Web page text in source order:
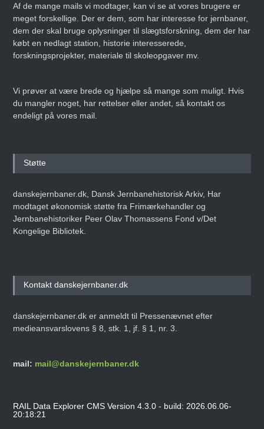
Af de mange mails vi modtager, kan vi se at vores brugere er
meget forskellige. Der er dem, som har interesse for jernbaner,
dem der skal bruge oplysninger til slægtsforskning, dem der har
købt en nedlagt station, historie interesserede,
forskningsprojekter, materiale til skoleopgaver mv.
Vi prøver at være brede og hjælpe så mange som muligt. Hvis
du mangler noget, har rettelser eller andet, så kontakt os
endeligt på vores mail.
Støtte
danskejernbaner.dk, Dansk Jernbanehistorisk Arkiv, Har
modtaget økonomisk støtte fra Frimærkehandler og
Jernbanehistoriker Peer Olav Thomassens Fond v/Det
Kongelige Bibliotek.
Kontakt danskejernbaner.dk
danskejernbaner.dk er anmeldt til Pressenævnet efter
medieansvarslovens § 8, stk. 1, jf. § 1, nr. 3.
mail: mail@danskejernbaner.dk
RAIL Data Explorer CMS Version 4.3.0 - build: 2026.06.06-
20:18:21